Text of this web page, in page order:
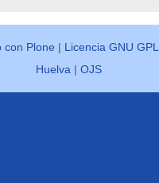
con Plone | Licencia GNU GPL
Huelva |OJS